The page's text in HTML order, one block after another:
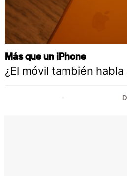
Más que un iPhone
¿El móvil también habla